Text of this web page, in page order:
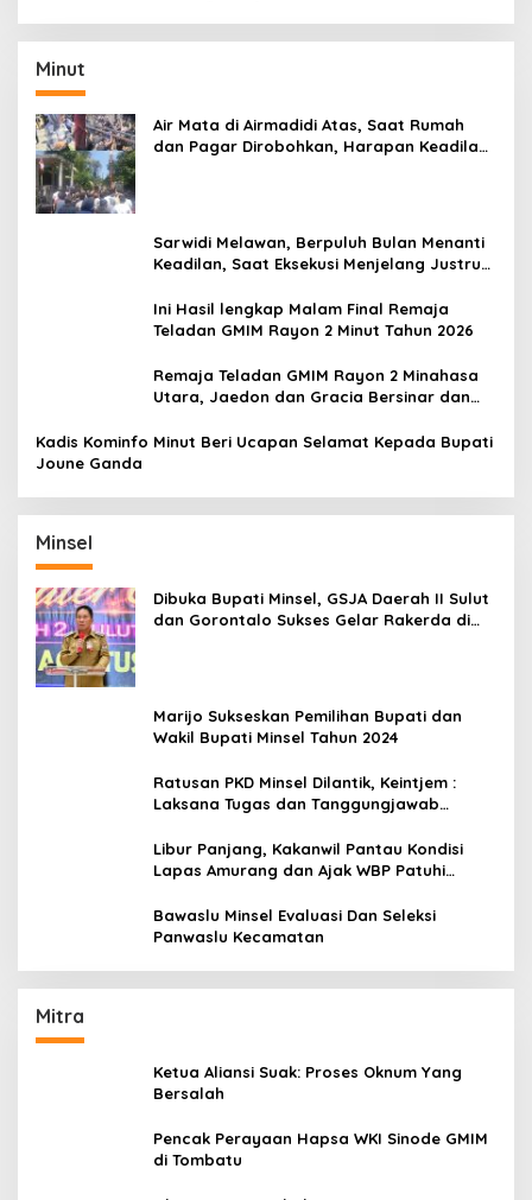
Minut
Air Mata di Airmadidi Atas, Saat Rumah
dan Pagar Dirobohkan, Harapan Keadilan
Sarwidi Melawan, Berpuluh Bulan Menanti
Keadilan, Saat Eksekusi Menjelang Justru
Ini Hasil lengkap Malam Final Remaja
Teladan GMIM Rayon 2 Minut Tahun 2026
Remaja Teladan GMIM Rayon 2 Minahasa
Utara, Jaedon dan Gracia Bersinar dan
Kadis Kominfo Minut Beri Ucapan Selamat Kepada Bupati
Joune Ganda
Minsel
Dibuka Bupati Minsel, GSJA Daerah II Sulut
dan Gorontalo Sukses Gelar Rakerda di
Marijo Sukseskan Pemilihan Bupati dan
Wakil Bupati Minsel Tahun 2024
Ratusan PKD Minsel Dilantik, Keintjem :
Laksana Tugas dan Tanggungjawab
Libur Panjang, Kakanwil Pantau Kondisi
Lapas Amurang dan Ajak WBP Patuhi
Bawaslu Minsel Evaluasi Dan Seleksi
Panwaslu Kecamatan
Mitra
Ketua Aliansi Suak: Proses Oknum Yang
Bersalah
Pencak Perayaan Hapsa WKI Sinode GMIM
di Tombatu